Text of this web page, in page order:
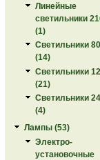
Линейные
светильники
(1)
Светильники
(14)
Светильники
(21)
Светильники
(4)
Лампы (53)
Электро-
установочные